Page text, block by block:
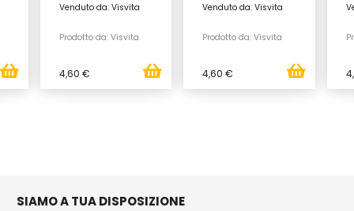
Venduto da: Visvita
Prodotto da: Visvita
4,60 €
Venduto da: Visvita
Prodotto da: Visvita
4,60 €
SIAMO A TUA DISPOSIZIONE